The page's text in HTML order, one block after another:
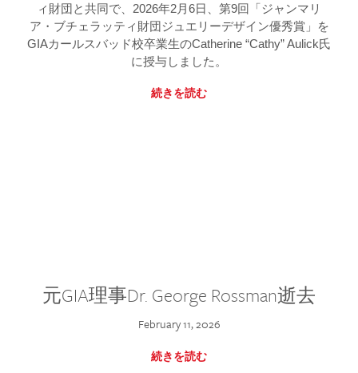
ィ財団と共同で、2026年2月6日、第9回「ジャンマリ
ア・ブチェラッティ財団ジュエリーデザイン優秀賞」を
GIAカールスバッド校卒業生のCatherine “Cathy” Aulick氏
に授与しました。
続きを読む
元GIA理事Dr. George Rossman逝去
February 11, 2026
続きを読む